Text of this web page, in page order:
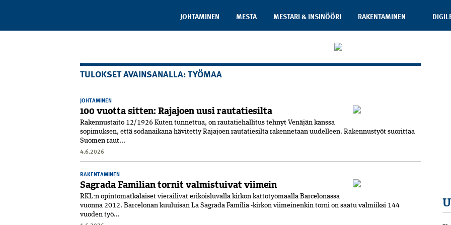
JOHTAMINEN MESTA MESTARI & INSINÖÖRI RAKENTAMINEN
TULOKSET AVAINSANALLA: TYÖMAA
JOHTAMINEN
100 vuotta sitten: Rajajoen uusi rautatiesilta
Rakennustaito 12/1926 Kuten tunnettua, on rautatiehallitus tehnyt Venäjän kanssa
sopimuksen, että sodanaikana hävitetty Rajajoen rautatiesilta rakennetaan uudelleen. Rakennustyöt suorittaa
Suomen raut...
4.6.2026
RAKENTAMINEN
Sagrada Familian tornit valmistuivat viimein
RKL:n opintomatkalaiset vierailivat erikoisluvalla kirkon kattotyömaalla Barcelonassa
vuonna 2012. Barcelonan kuuluisan La Sagrada Família -kirkon viimeinenkin torni on saatu valmiiksi­ 144
vuoden työ...